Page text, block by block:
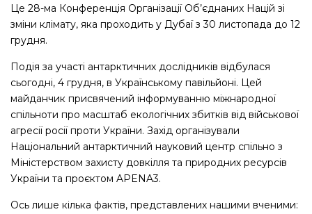
Це 28-ма Конференція Організації Об’єднаних Націй зі
зміни клімату, яка проходить у Дубаї з 30 листопада до 12
грудня.
Подія за участі антарктичних дослідників відбулася
сьогодні, 4 грудня, в Українському павільйоні. Цей
майданчик присвячений інформуванню міжнародної
спільноти про масштаб екологічних збитків від військової
агресії росії проти України. Захід організували
Національний антарктичний науковий центр спільно з
Міністерством захисту довкілля та природних ресурсів
України та проєктом APENA3.
Ось лише кілька фактів, представлених нашими вченими: